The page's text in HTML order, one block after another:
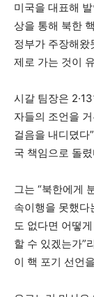
미국을 대표해
상을 통해 북한
정부가 주장해왔
제로 가는 것이
시갈 팀장은
자들의 조언을
걸음을 내디뎠다
국 책임으로 돌
그는 “북한에게
속이행을 못했다
도 없다면 어떻
할 수 있겠는가”
이 핵 포기 선언